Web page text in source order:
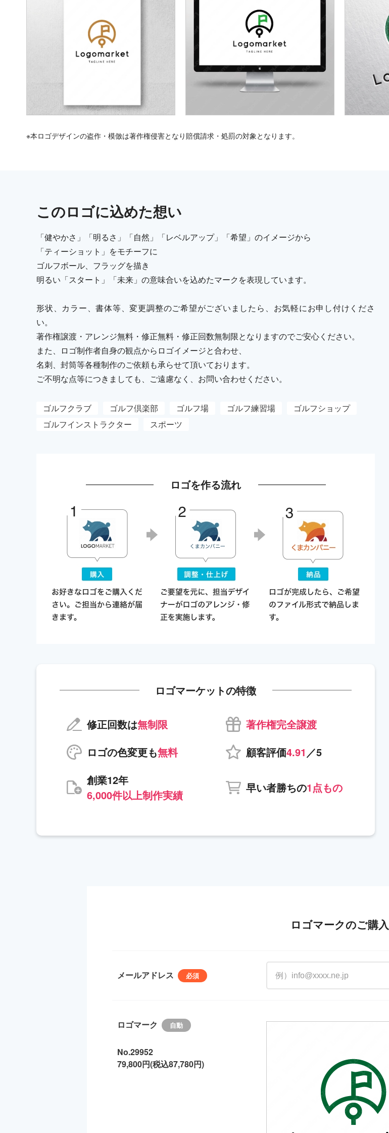
※本ロゴデザインの盗作・模倣は著作権侵害となり賠償請求・処罰の対象となります。
このロゴに込めた想い
「健やかさ」「明るさ」「自然」「レベルアップ」「希望」のイメージから
「ティーショット」をモチーフに
ゴルフボール、フラッグを描き
明るい「スタート」「未来」の意味合いを込めたマークを表現しています。
形状、カラー、書体等、変更調整のご希望がございましたら、お気軽にお申し付けくださ
い。
著作権譲渡・アレンジ無料・修正無料・修正回数無制限となりますのでご安心ください。
また、ロゴ制作者自身の観点からロゴイメージと合わせ、
名刺、封筒等各種制作のご依頼も承らせて頂いております。
ご不明な点等につきましても、ご遠慮なく、お問い合わせください。
ゴルフクラブ ゴルフ倶楽部 ゴルフ場 ゴルフ練習場
ゴルフショップ
ゴルフインストラクター
スポーツ
ロゴを作る流れ
ロゴマーケットの特徴
修正回数は無制限
著作権完全譲渡
ロゴの色変更も無料 顧客評価4.91 ／5
創業12年
6,000件以上制作実績
早い者勝ちの1点もの
ロゴマークのご購入
メールアドレス
ロゴマーク
No.29952
79,800円(税込87,780円)